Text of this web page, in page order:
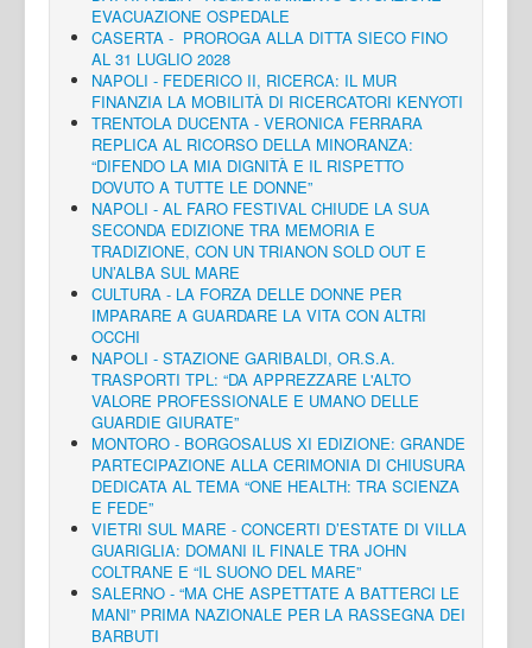
EVACUAZIONE OSPEDALE
CASERTA - PROROGA ALLA DITTA SIECO FINO
AL 31 LUGLIO 2028
NAPOLI - FEDERICO II, RICERCA: IL MUR
FINANZIA LA MOBILITÀ DI RICERCATORI KENYOTI
TRENTOLA DUCENTA - VERONICA FERRARA
REPLICA AL RICORSO DELLA MINORANZA:
“DIFENDO LA MIA DIGNITÀ E IL RISPETTO
DOVUTO A TUTTE LE DONNE”
NAPOLI - AL FARO FESTIVAL CHIUDE LA SUA
SECONDA EDIZIONE TRA MEMORIA E
TRADIZIONE, CON UN TRIANON SOLD OUT E
UN’ALBA SUL MARE
CULTURA - LA FORZA DELLE DONNE PER
IMPARARE A GUARDARE LA VITA CON ALTRI
OCCHI
NAPOLI - STAZIONE GARIBALDI, OR.S.A.
TRASPORTI TPL: “DA APPREZZARE L'ALTO
VALORE PROFESSIONALE E UMANO DELLE
GUARDIE GIURATE”
MONTORO - BORGOSALUS XI EDIZIONE: GRANDE
PARTECIPAZIONE ALLA CERIMONIA DI CHIUSURA
DEDICATA AL TEMA “ONE HEALTH: TRA SCIENZA
E FEDE”
VIETRI SUL MARE - CONCERTI D’ESTATE DI VILLA
GUARIGLIA: DOMANI IL FINALE TRA JOHN
COLTRANE E “IL SUONO DEL MARE”
SALERNO - “MA CHE ASPETTATE A BATTERCI LE
MANI” PRIMA NAZIONALE PER LA RASSEGNA DEI
BARBUTI